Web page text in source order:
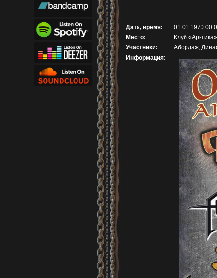
Дата, время:
01.01.1970
Место:
Клуб
Участники:
Абордаж,
Информация: